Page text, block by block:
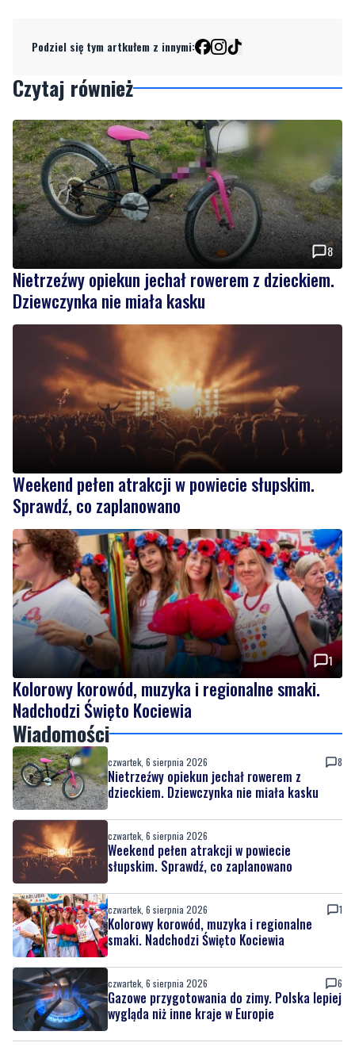
Podziel się tym artkułem z innymi:
Czytaj również
8
Nietrzeźwy opiekun jechał rowerem z dzieckiem.
Dziewczynka nie miała kasku
Weekend pełen atrakcji w powiecie słupskim.
Sprawdź, co zaplanowano
1
Kolorowy korowód, muzyka i regionalne smaki.
Nadchodzi Święto Kociewia
Wiadomości
czwartek, 6 sierpnia 2026 8
Nietrzeźwy opiekun jechał rowerem z
dzieckiem. Dziewczynka nie miała kasku
czwartek, 6 sierpnia 2026
Weekend pełen atrakcji w powiecie
słupskim. Sprawdź, co zaplanowano
czwartek, 6 sierpnia 2026 1
Kolorowy korowód, muzyka i regionalne
smaki. Nadchodzi Święto Kociewia
czwartek, 6 sierpnia 2026 6
Gazowe przygotowania do zimy. Polska lepiej
wygląda niż inne kraje w Europie